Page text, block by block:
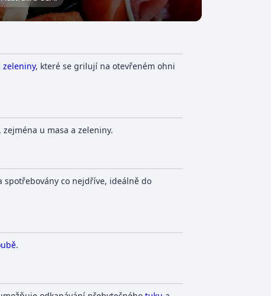
zeleniny, které se grilují na otevřeném ohni
u masa a zeleniny.
spotřebovány co nejdříve, ideálně do
.